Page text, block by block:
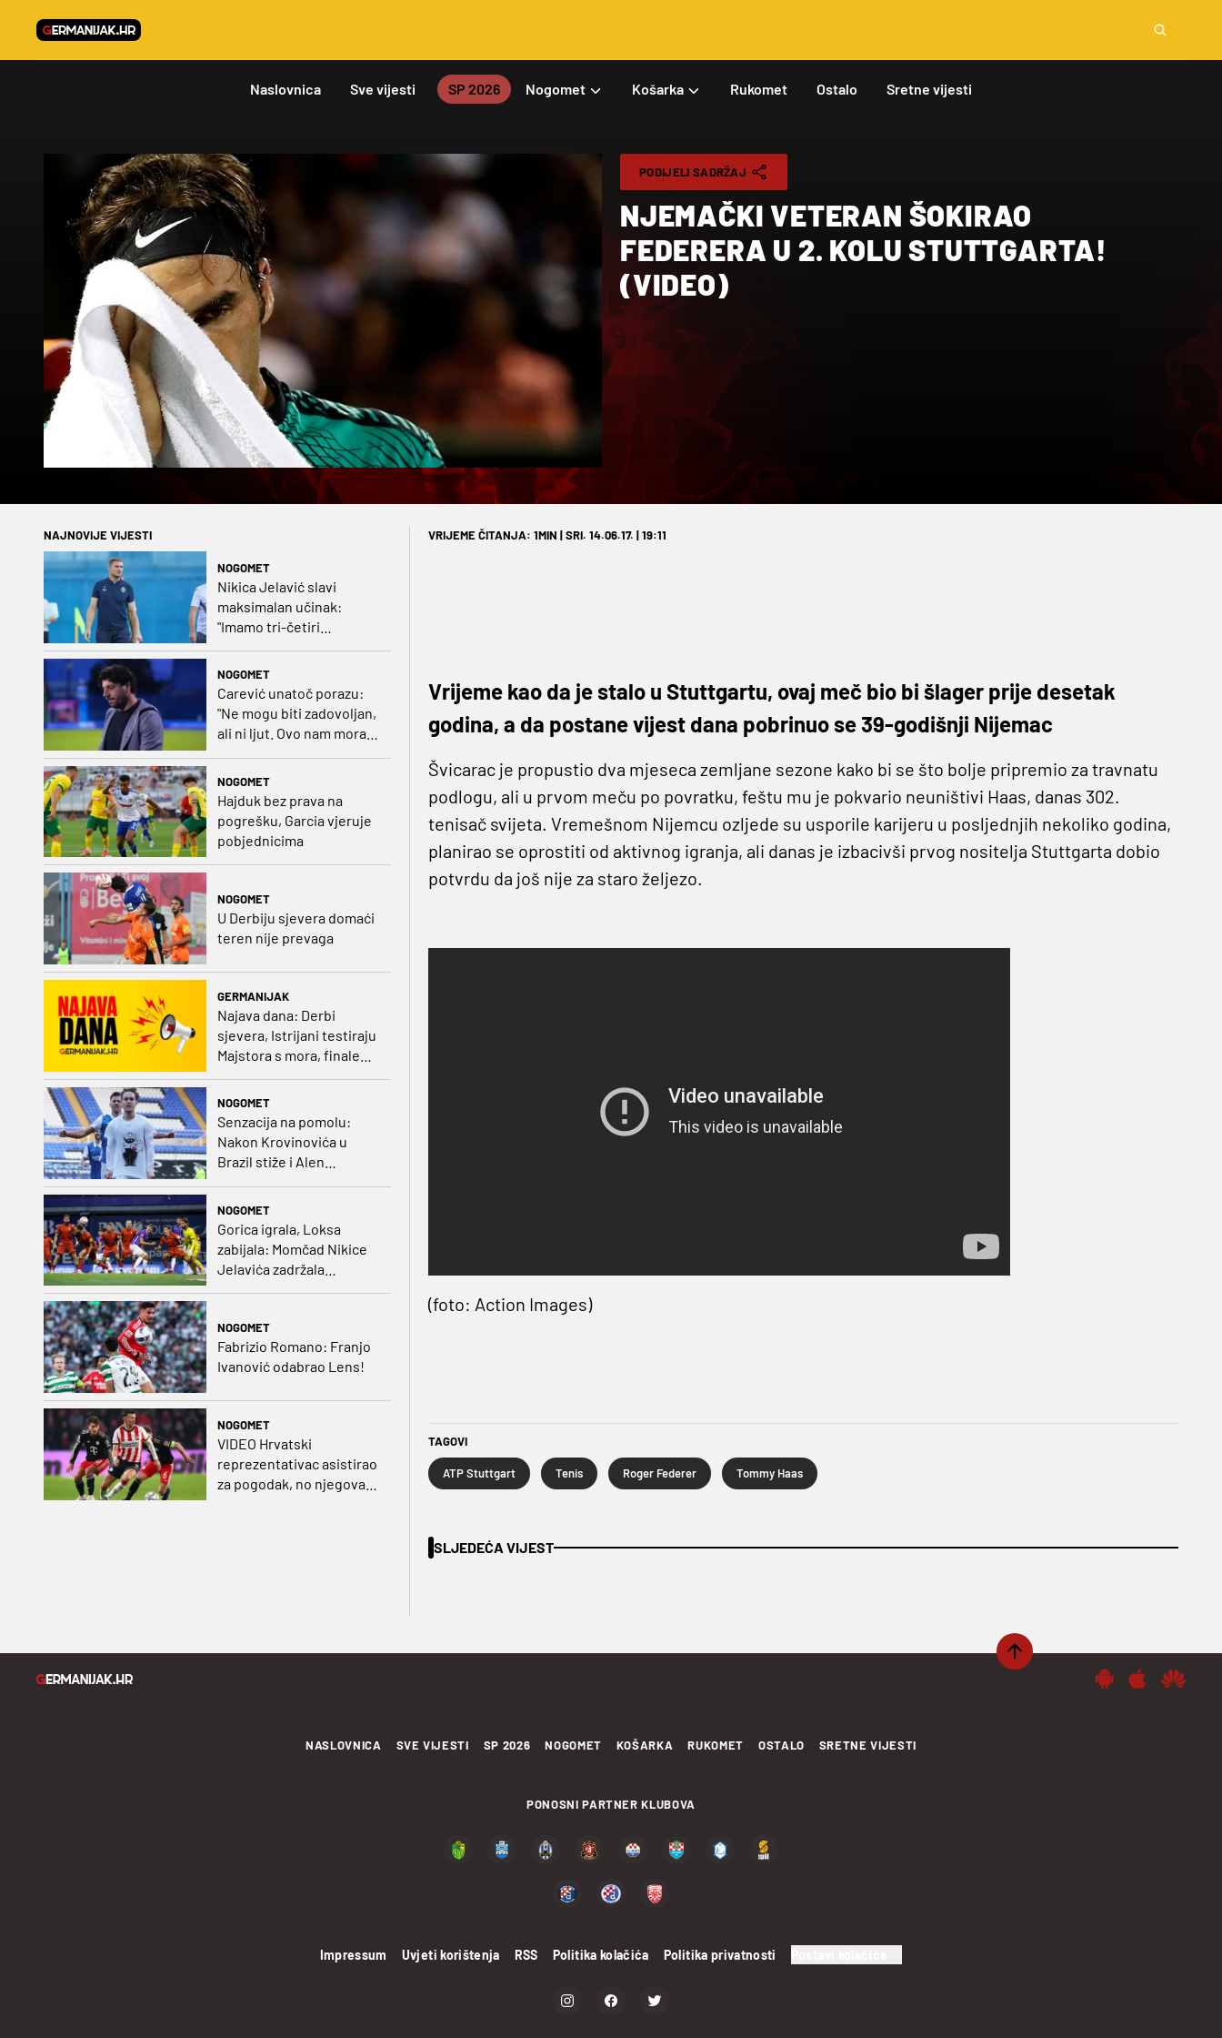
Naslovnica Sve vijesti SP 2026 Nogomet Košarka Rukomet Ostalo Sretne vijesti
PODIJELI SADRŽAJ
NJEMAČKI VETERAN ŠOKIRAO
FEDERERA U 2. KOLU STUTTGARTA!
(VIDEO)
NAJNOVIJE VIJESTI
NOGOMET
Nikica Jelavić slavi
maksimalan učinak:
"Imamo tri-četiri
NOGOMET
Carević unatoč porazu:
"Ne mogu biti zadovoljan,
ali ni ljut. Ovo nam mora
NOGOMET
Hajduk bez prava na
pogrešku, Garcia vjeruje
pobjednicima
NOGOMET
U Derbiju sjevera domaći
teren nije prevaga
GERMANIJAK
Najava dana: Derbi
sjevera, Istrijani testiraju
Majstora s mora, finale
Francuza
NOGOMET
Senzacija na pomolu:
Nakon Krovinovića u
Brazil stiže i Alen
NOGOMET
Gorica igrala, Loksa
zabijala: Momčad Nikice
Jelavića zadržala
stopostotni učinak
NOGOMET
Fabrizio Romano: Franjo
Ivanović odabrao Lens!
NOGOMET
VIDEO Hrvatski
reprezentativac asistirao
za pogodak, no njegova
VRIJEME ČITANJA: 1MIN | SRI. 14.06.17. | 19:11
Vrijeme kao da je stalo u Stuttgartu, ovaj meč bio bi šlager prije desetak
godina, a da postane vijest dana pobrinuo se 39-godišnji Nijemac
Švicarac je propustio dva mjeseca zemljane sezone kako bi se što bolje pripremio za travnatu
podlogu, ali u prvom meču po povratku, feštu mu je pokvario neuništivi Haas, danas 302.
tenisač svijeta. Vremešnom Nijemcu ozljede su usporile karijeru u posljednjih nekoliko godina,
planirao se oprostiti od aktivnog igranja, ali danas je izbacivši prvog nositelja Stuttgarta dobio
potvrdu da još nije za staro željezo.
(foto: Action Images)
TAGOVI
ATP Stuttgart Tenis Roger Federer Tommy Haas
SLJEDEĆA VIJEST
NASLOVNICA SVE VIJESTI SP 2026 NOGOMET KOŠARKA RUKOMET OSTALO SRETNE VIJESTI
PONOSNI PARTNER KLUBOVA
Impressum Uvjeti korištenja RSS Politika kolačića Politika privatnosti